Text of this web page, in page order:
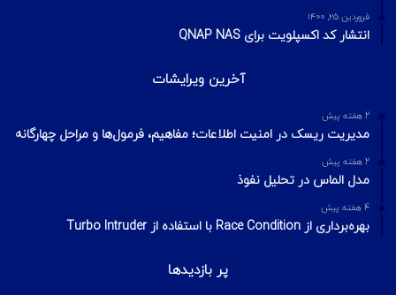
فروردین ۲۵, ۱۴۰۰
انتشار کد اکسپلویت برای QNAP NAS
آخرین ویرایشات
2 هفته پیش
مدیریت ریسک در امنیت اطلاعات؛ مفاهیم، فرمول‌ها و مراحل چهارگانه
2 هفته پیش
مدل الماس در تحلیل نفوذ
4 هفته پیش
بهره‌برداری از Race Condition با استفاده از Turbo Intruder
پر بازدیدها